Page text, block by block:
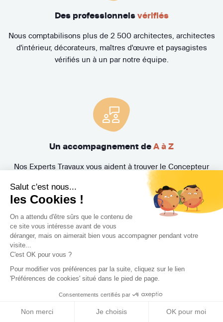
Salut c'est nous...
les Cookies !
On a attendu d'être sûrs que le contenu de
ce site vous intéresse avant de vous
déranger, mais on aimerait bien vous accompagner pendant votre
visite...
C'est OK pour vous ?
Pour modifier vos préférences par la suite, cliquez sur le lien
'Préférences de cookies' situé dans le pied de page.
Consentements certifiés par
Non merci Je choisis OK pour moi
Des professionnels vérifiés
Nous comptabilisons plus de 2 500 architectes, architectes
d'intérieur, décorateurs, maîtres d'œuvre et paysagistes
vérifiés un à un par notre équipe.
Un accompagnement de A à Z
Nos Experts Travaux vous aident à trouver le Concepteur
(architecte, architecte d'intérieur, décorateur, maître
d'œuvre, paysagiste) idéal et suivent l'évolution de votre
projet. Bénéficiez également de la Protection Juridique
Travaux MMA offerte et de nombreuses garanties
exclusives.
3 rendez-vousgratuits